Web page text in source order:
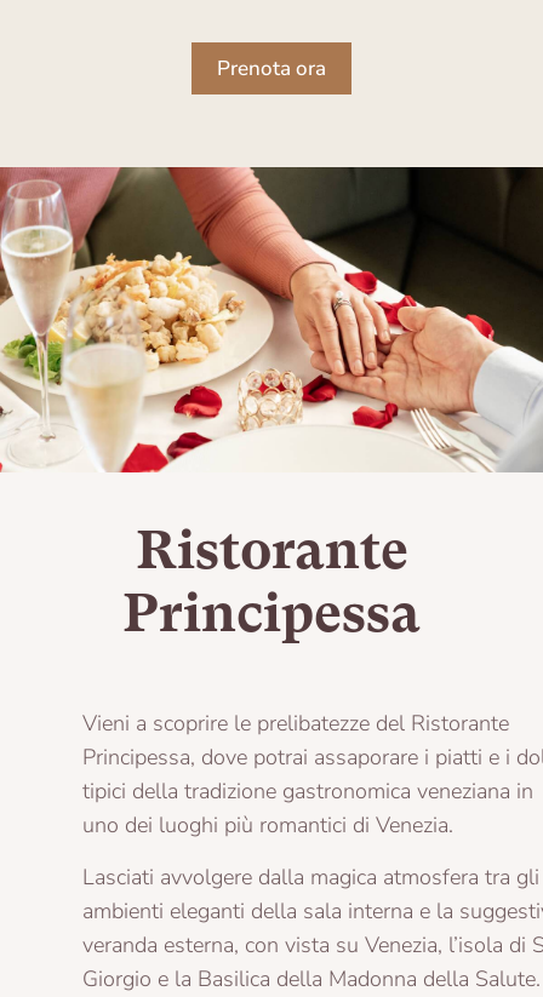
Prenota ora
Ristorante
Principessa
Vieni a scoprire le prelibatezze del Ristorante
Principessa, dove potrai assaporare i piatti e i dolci
tipici della tradizione gastronomica veneziana in
uno dei luoghi più romantici di Venezia.
Lasciati avvolgere dalla magica atmosfera tra gli
ambienti eleganti della sala interna e la suggestiva
veranda esterna, con vista su Venezia, l’isola di San
Giorgio e la Basilica della Madonna della Salute.